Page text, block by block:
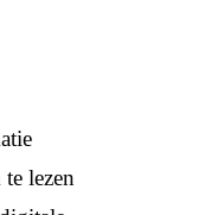
lezen